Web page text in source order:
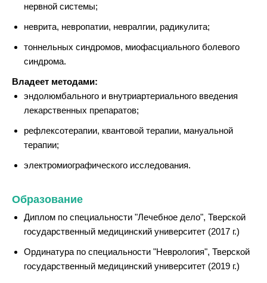
нервной системы;
неврита, невропатии, невралгии, радикулита;
тоннельных синдромов, миофасциального болевого
синдрома.
Владеет методами:
эндолюмбального и внутриартериального введения
лекарственных препаратов;
рефлексотерапии, квантовой терапии, мануальной
терапии;
электромиографического исследования.
Образование
Диплом по специальности "Лечебное дело", Тверской
государственный медицинский университет (2017 г.)
Ординатура по специальности "Неврология", Тверской
государственный медицинский университет (2019 г.)